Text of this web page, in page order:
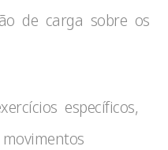
de carga sobre os
específicos,